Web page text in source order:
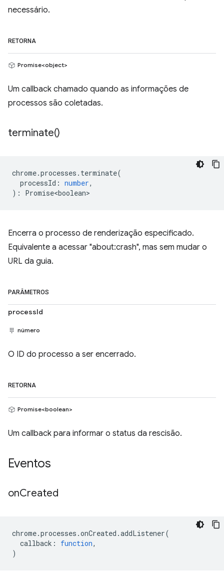
necessário.
RETORNA
Promise<object>
Um callback chamado quando as informações de
processos são coletadas.
terminate()
chrome.processes . terminate(
processId : number,
) : Promise<boolean>
Encerra o processo de renderização especificado.
Equivalente a acessar "about:crash", mas sem mudar o
URL da guia.
PARÂMETROS
processId
número
O ID do processo a ser encerrado.
RETORNA
Promise<boolean>
Um callback para informar o status da rescisão.
Eventos
onCreated
chrome.processes .onCreated .addListener(
callback : function,
)